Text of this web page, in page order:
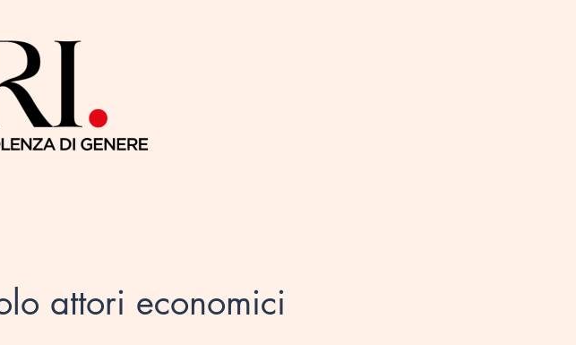
attori economici